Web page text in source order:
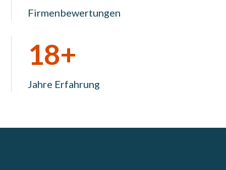
Firmenbewertungen
18+
Jahre Erfahrung